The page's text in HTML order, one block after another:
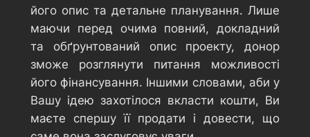
його опис та детальне планування. Лише
маючи перед очима повний, докладний
та обґрунтований опис проекту, донор
зможе розглянути питання можливості
його фінансування. Іншими словами, аби у
Вашу ідею захотілося вкласти кошти, Ви
маєте спершу її продати і довести, що